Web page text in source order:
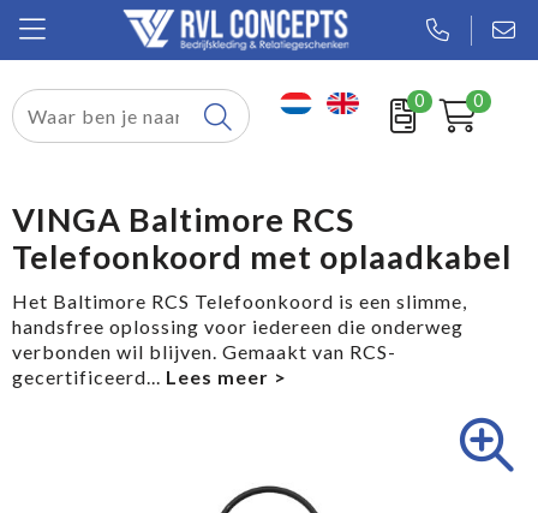
0 0
Relatiegeschenken
Tassen
Sport
Werkkleding
VINGA Baltimore RCS
Telefoonkoord met oplaadkabel
Het Baltimore RCS Telefoonkoord is een slimme,
handsfree oplossing voor iedereen die onderweg
verbonden wil blijven. Gemaakt van RCS-
gecertificeerd...